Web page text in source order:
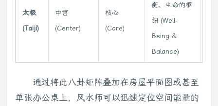
太极
(Taiji)
中宫
(Center)
核心
(Core)
衡、生命的枢
纽 (Well-
Being &
Balance)
通过将此八卦矩阵叠加在房屋平面图或甚至
单张办公桌上，风水师可以迅速定位空间能量的